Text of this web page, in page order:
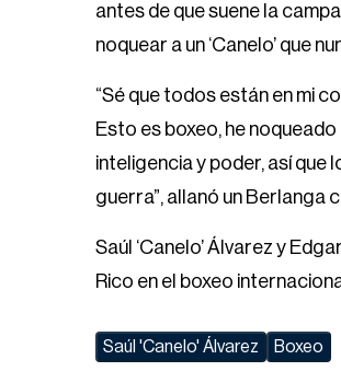
antes de que suene la
noquear a un ‘Canelo’ que
“Sé que todos están en mi
Esto es boxeo, he
inteligencia y poder, así que
guerra”, allanó un Berlanga
Saúl ‘Canelo’ Álvarez y
Rico en el boxeo
Saúl 'Canelo' Álvarez Boxeo